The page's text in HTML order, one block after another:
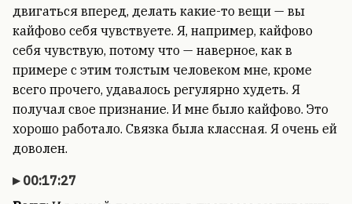
двигаться вперед, делать какие-то вещи — вы
кайфово себя чувствуете. Я, например, кайфово
себя чувствую, потому что — наверное, как в
примере с этим толстым человеком мне, кроме
всего прочего, удавалось регулярно худеть. Я
получал свое признание. И мне было кайфово. Это
хорошо работало. Связка была классная. Я очень ей
доволен.
00:17:27